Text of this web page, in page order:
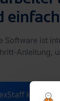
einfach
Software ist
Anleitung,